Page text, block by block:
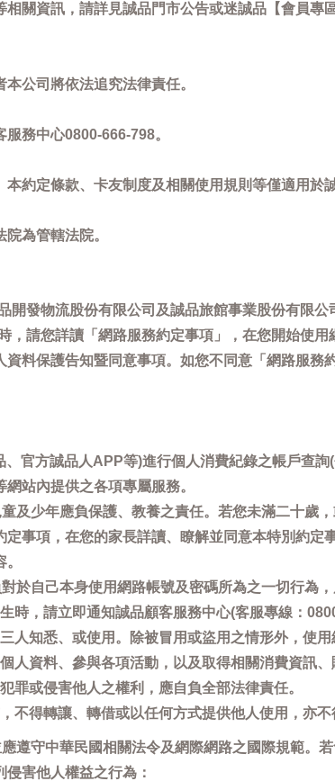
關資訊，請詳見誠品門市公告或迷誠品【會員
公司將依法追究法律責任。
務中心0800-666-798。
約定條款、卡友制度及相關使用規則等僅適用於
為管轄法院。
發物流股份有限公司及誠品旅館事業股份有限
請您詳讀「網路服務約定事項」，在您開始使
料保護告知暨同意事項。如您不同意「網路服
官方誠品人APP等)進行個人消費紀錄之帳戶查
站內提供之各項專屬服務。
及少年應負保護、教養之責任。若您未滿二十歲
事項，在您的家長詳讀、瞭解並同意本特別約
於自己本身使用網路帳號及密碼所為之一切行為
，請立即通知誠品顧客服務中心(客服專線：
人知悉、或使用。除被冒用或盜用之情形外，使
人資料、參與各項活動，以及取得相關消費資訊
罪或侵害他人之權利，應自負全部法律責任。
得轉讓、轉借或以任何方式提供他人使用，亦不
遵守中華民國相關法令及網際網路之國際規範。
害他人權益之行為：